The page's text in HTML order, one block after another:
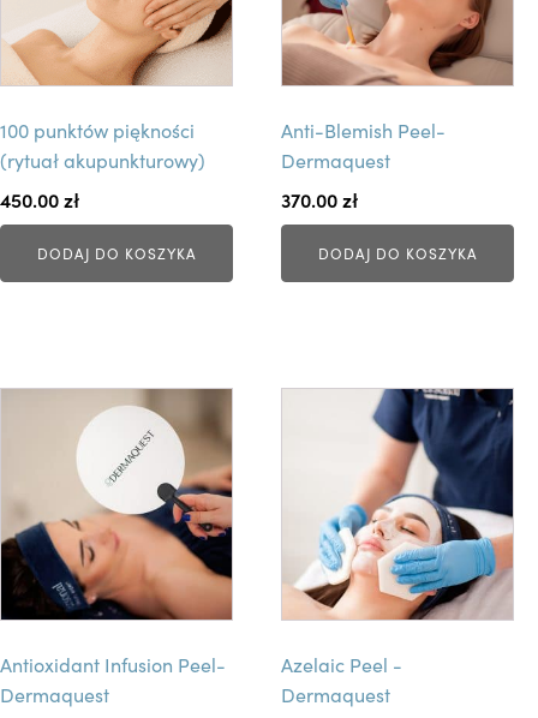
100 punktów piękności
(rytuał akupunkturowy)
450.00zł
DODAJ DO KOSZYKA
Anti-Blemish Peel-
Dermaquest
370.00zł
DODAJ DO KOSZYKA
Antioxidant Infusion Peel-
Dermaquest
o
u
t
m
Azelaic Peel -
Dermaquest